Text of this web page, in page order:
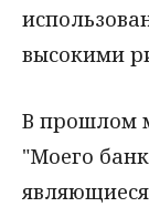
высокими
В прошлом
"Моего